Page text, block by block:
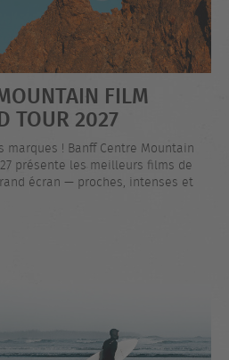
FILM
TOUR 2027
marques ! Banff Centre Mountain
présente les meilleurs films de
écran — proches, intenses et